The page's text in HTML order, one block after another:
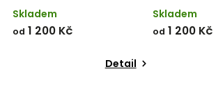
Skladem
od 1 200 Kč
Detail
Skladem
od 1 200 Kč